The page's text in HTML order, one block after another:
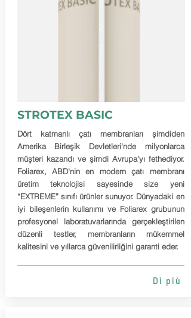
STROTEX BASIC
Dört katmanlı çatı membranları şimdiden
Amerika Birleşik Devletleri'nde milyonlarca
müşteri kazandı ve şimdi Avrupa'yı fethediyor.
Foliarex, ABD'nin en modern çatı membranı
üretim teknolojisi sayesinde size yeni
“EXTREME” sınıfı ürünler sunuyor. Dünyadaki en
iyi bileşenlerin kullanımı ve Foliarex grubunun
profesyonel laboratuvarlarında gerçekleştirilen
düzenli testler, membranların mükemmel
kalitesini ve yıllarca güvenilirliğini garanti eder.
Di più